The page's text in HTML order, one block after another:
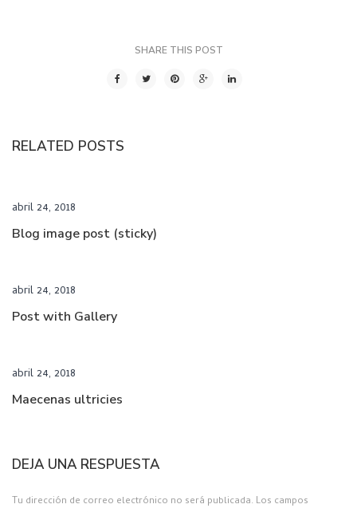
SHARE THIS POST
RELATED POSTS
abril 24, 2018
Blog image post (sticky)
abril 24, 2018
Post with Gallery
abril 24, 2018
Maecenas ultricies
DEJA UNA RESPUESTA
Tu dirección de correo electrónico no será publicada. Los campos